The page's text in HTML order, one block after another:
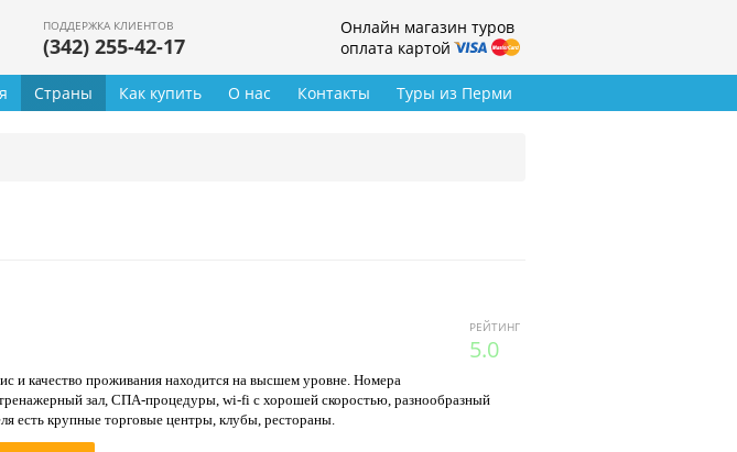
ПОДДЕРЖКА КЛИЕНТОВ
(342) 255-42-17
Онлайн магазин туров
оплата картой
Туры из Перми
Страны Как купить О нас Контакты
РЕЙТИНГ
5.0
и качество проживания находится на высшем уровне. Номера
зал, СПА-процедуры, wi-fi с хорошей скоростью, разнообразный
есть крупные торговые центры, клубы, рестораны.